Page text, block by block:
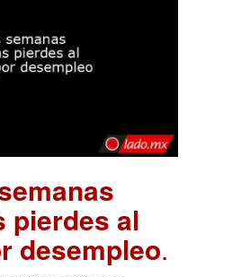
pierdes al
desempleo.